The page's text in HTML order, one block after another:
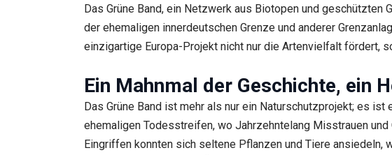
Das Grüne Band, ein Netzwerk aus Biotopen und
der ehemaligen innerdeutschen Grenze und anderer
einzigartige Europa-Projekt nicht nur die Artenvielfalt fördert,
Ein Mahnmal der Geschichte, ein
Das Grüne Band ist mehr als nur ein Naturschutzprojekt; es
ehemaligen Todesstreifen, wo Jahrzehntelang Misstrauen
Eingriffen konnten sich seltene Pflanzen und Tiere